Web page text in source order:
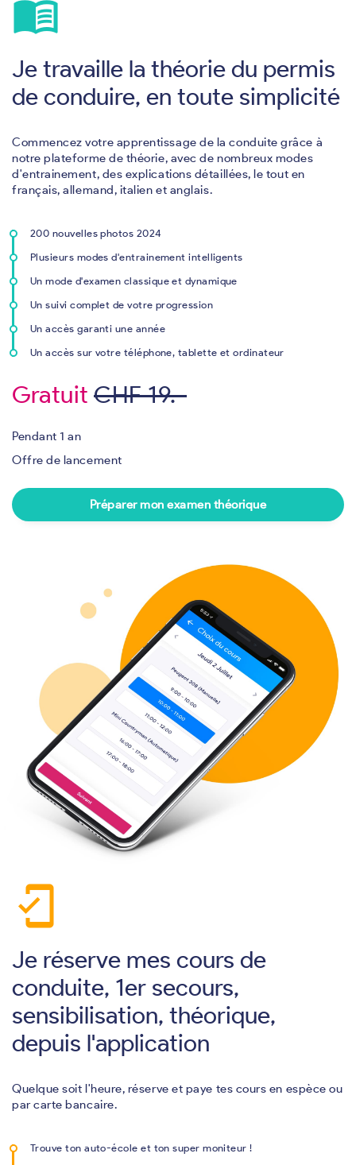
menu_book
Je travaille la théorie du permis
de conduire, en toute simplicité
Commencez votre apprentissage de la conduite grâce à
notre plateforme de théorie, avec de nombreux modes
d'entrainement, des explications détaillées, le tout en
français, allemand, italien et anglais.
200 nouvelles photos 2024
Plusieurs modes d'entrainement intelligents
Un mode d'examen classique et dynamique
Un suivi complet de votre progression
Un accès garanti une année
Un accès sur votre téléphone, tablette et ordinateur
Gratuit CHF 19.-
Pendant 1 an
Offre de lancement
Préparer mon examen théorique
mobile_friendly
Je réserve mes cours de
conduite, 1er secours,
sensibilisation, théorique,
depuis l'application
Quelque soit l'heure, réserve et paye tes cours en espèce ou
par carte bancaire.
Trouve ton auto-école et ton super moniteur !